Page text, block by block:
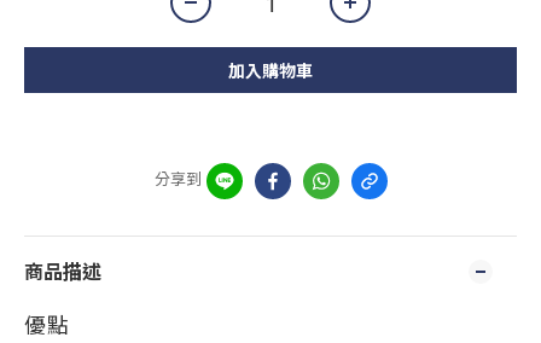
加入購物車
分享到
商品描述
優點